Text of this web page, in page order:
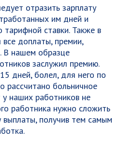
отразить зарплату
им дней и
тарифной ставки. Также в
доплаты, премии,
В нашем образце
заслужил премию.
дней, болел, для него по
рассчитано больничное
у наших работников не
работника нужно сложить
получив тем самым